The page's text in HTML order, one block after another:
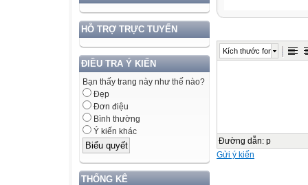
HỖ TRỢ TRỰC TUYẾN
ĐIỀU TRA Ý KIẾN
Bạn thấy trang này như thế nào?
Đẹp
Đơn điệu
Bình thường
Ý kiến khác
THỐNG KÊ
Kích thước font
Đường dẫn: p
Gửi ý kiến